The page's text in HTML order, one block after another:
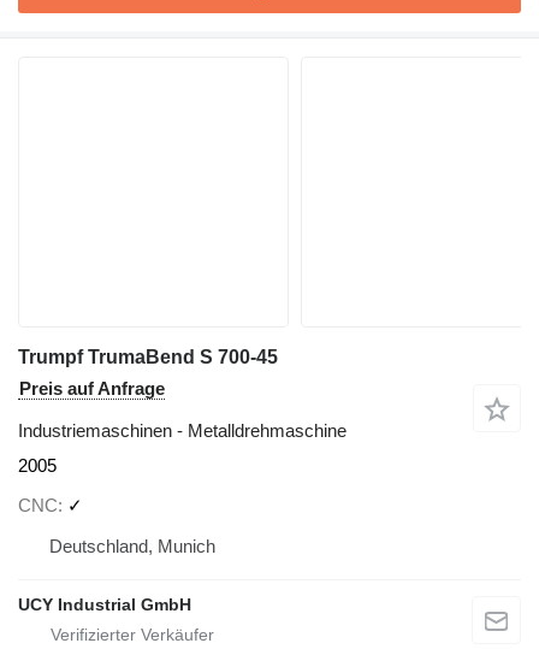
Trumpf TrumaBend S 700-45
Preis auf Anfrage
Industriemaschinen - Metalldrehmaschine
2005
CNC
✓
Deutschland, Munich
UCY Industrial GmbH